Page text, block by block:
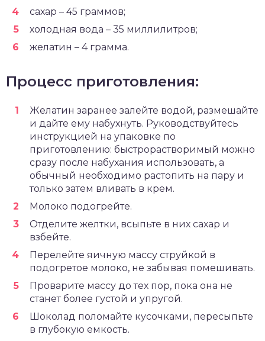
сахар – 45 граммов;
холодная вода – 35 миллилитров;
желатин – 4 грамма.
Процесс приготовления:
Желатин заранее залейте водой, размешайте
и дайте ему набухнуть. Руководствуйтесь
инструкцией на упаковке по
приготовлению: быстрорастворимый можно
сразу после набухания использовать, а
обычный необходимо растопить на пару и
только затем вливать в крем.
Молоко подогрейте.
Отделите желтки, всыпьте в них сахар и
взбейте.
Перелейте яичную массу струйкой в
подогретое молоко, не забывая помешивать.
Проварите массу до тех пор, пока она не
станет более густой и упругой.
Шоколад поломайте кусочками, пересыпьте
в глубокую емкость.